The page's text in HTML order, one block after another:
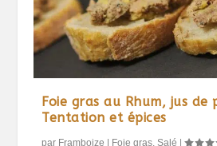
Foie gras au Rhum, jus de
Tentation et épices
par Framboize | Foie gras ,Salé |